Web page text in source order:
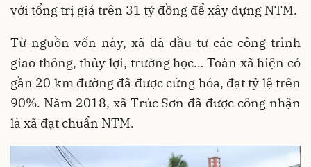
với tổng trị giá trên 31 tỷ đồng để xây dựng NTM.
Từ nguồn vốn này, xã đã đầu tư các công trình
giao thông, thủy lợi, trường học… Toàn xã hiện có
gần 20 km đường đã được cứng hóa, đạt tỷ lệ trên
90%. Năm 2018, xã Trúc Sơn đã được công nhận
là xã đạt chuẩn NTM.